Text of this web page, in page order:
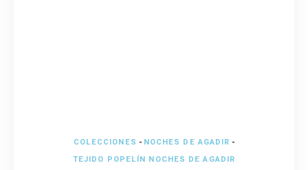
COLECCIONES - NOCHES DE AGADIR -
TEJIDO POPELÍN NOCHES DE AGADIR